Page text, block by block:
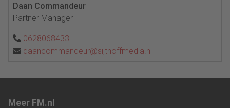
Daan Commandeur
Partner Manager
0628068433
daancommandeur@sijthoffmedia.nl
Meer FM.nl